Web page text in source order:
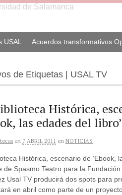
de Salamanca
USAL Acuerdos transformativos
de Etiquetas | USAL TV
Histórica,
las edades del libro’
en 7 ABRIL 2011 en NOTICIAS
Histórica, escenario de ‘Ebook,
de Spasmo Teatro para la
Usal TV producirá dos spots para
en abril como parte de un